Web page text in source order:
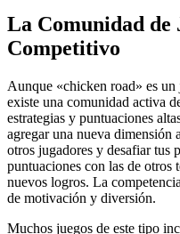
La Comunidad de
Competitivo
Aunque «chicken road» es
existe una comunidad activa
estrategias y puntuaciones
agregar una nueva dimensión
otros jugadores y desafiar tus
puntuaciones con las de otros
nuevos logros. La
de motivación y diversión.
Muchos juegos de este tipo